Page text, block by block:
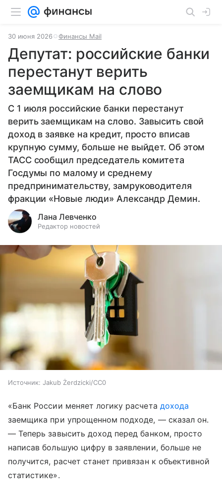
30 июня 2026 Финансы Mail
Депутат: российские банки
перестанут верить
заемщикам на слово
С 1 июля российские банки перестанут
верить заемщикам на слово. Завысить свой
доход в заявке на кредит, просто вписав
крупную сумму, больше не выйдет. Об этом
ТАСС сообщил председатель комитета
Госдумы по малому и среднему
предпринимательству, замруководителя
фракции «Новые люди» Александр Демин.
Лана Левченко
Редактор новостей
Источник: Jakub Żerdzicki/CC0
«Банк России меняет логику расчета дохода
заемщика при упрощенном подходе, — сказал он.
— Теперь завысить доход перед банком, просто
написав большую цифру в заявлении, больше не
получится, расчет станет привязан к объективной
статистике».